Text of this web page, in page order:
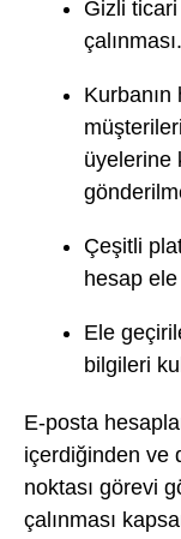
Gizli
çalınması.
Kurbanın
üyelerine
Çeşitli
hesap
Ele
bilgileri
E-posta
içerdiğinden ve
noktası görevi
çalınması